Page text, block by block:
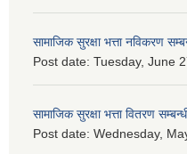
सामाजिक सुरक्षा भत्ता नविकरण
Post date: Tuesday, June
सामाजिक सुरक्षा भत्ता वितरण
Post date: Wednesday,